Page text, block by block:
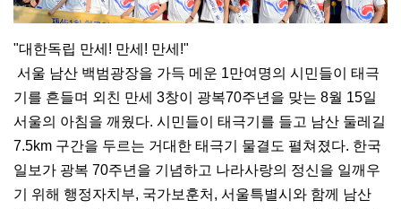
"대한독립 만세! 만세! 만세!"
서울 남산 백범광장을 가득 메운 1만여명의 시민들이 태극
기를 흔들며 외친 만세 3창이 광복70주년을 맞는 8월 15일
서울의 아침을 깨웠다. 시민들이 태극기를 들고 남산 둘레길
7.5km 구간을 두르는 거대한 태극기 물결도 펼쳐졌다. 한국
일보가 광복 70주년을 기념하고 나라사랑의 정신을 일깨우
기 위해 행정자치부, 국가보훈처, 서울특별시와 함께 남산